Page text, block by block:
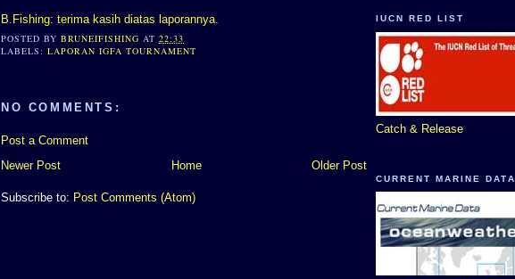
B.Fishing: terima kasih diatas laporannya.
POSTED BYBRUNEIFISHING AT22:33
LABELS:LAPORAN IGFA TOURNAMENT
NO COMMENTS:
Post a Comment
Newer Post
Older Post
Home
Subscribe to: Post Comments (Atom)
IUCN RED LIST
Catch & Release
CURRENT MARINE DATA